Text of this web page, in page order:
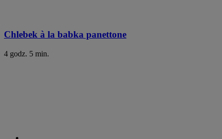
Chlebek à la babka panettone
4 godz. 5 min.